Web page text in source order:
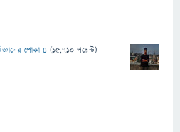
পোকা ৪ (15,710 পয়েন্ট)